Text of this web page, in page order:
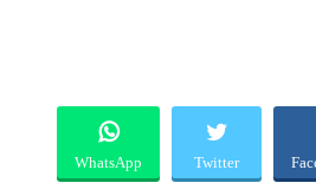
Twitter
WhatsApp